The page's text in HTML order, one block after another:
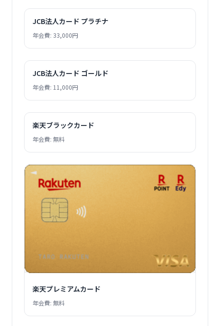
JCB法人カード プラチナ
年会費: 33,000円
JCB法人カード ゴールド
年会費: 11,000円
楽天ブラックカード
年会費: 無料
楽天プレミアムカード
年会費: 無料